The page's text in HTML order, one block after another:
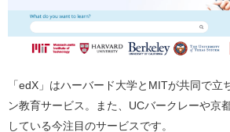
「edX」はハーバード大学とMITが共同で立
ン教育サービス。また、UCバークレーや京
している今注目のサービスです。